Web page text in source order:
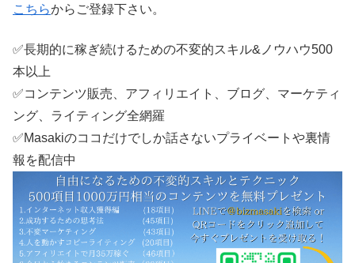
こちらからご登録下さい。
✅長期的に稼ぎ続けるための不変的スキル&ノウハウ500
本以上
✅コンテンツ販売、アフィリエイト、ブログ、マーケティ
ング、ライティング全網羅
✅Masakiのココだけでしか話さないプライベートや裏情
報を配信中